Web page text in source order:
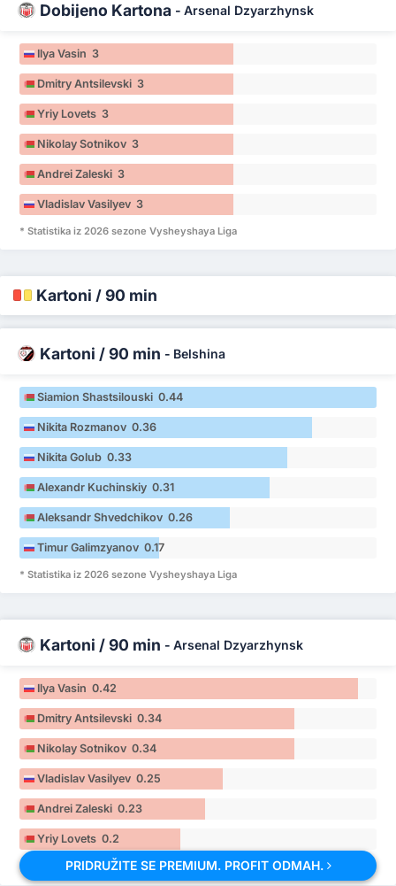
Dobijeno Kartona - Arsenal Dzyarzhynsk
Ilya Vasin 3
Dmitry Antsilevski 3
Yriy Lovets 3
Nikolay Sotnikov 3
Andrei Zaleski 3
Vladislav Vasilyev 3
* Statistika iz 2026 sezone Vysheyshaya Liga
Kartoni / 90 min
Kartoni / 90 min - Belshina
Siamion Shastsilouski 0.44
Nikita Rozmanov 0.36
Nikita Golub 0.33
Alexandr Kuchinskiy 0.31
Aleksandr Shvedchikov 0.26
Timur Galimzyanov 0.17
* Statistika iz 2026 sezone Vysheyshaya Liga
Kartoni / 90 min - Arsenal Dzyarzhynsk
Ilya Vasin 0.42
Dmitry Antsilevski 0.34
Nikolay Sotnikov 0.34
Vladislav Vasilyev 0.25
Andrei Zaleski 0.23
Yriy Lovets 0.2
* Statistika iz 2026 sezone Vysheyshaya Liga
PRIDRUŽITE SE PREMIUM. PROFIT ODMAH.